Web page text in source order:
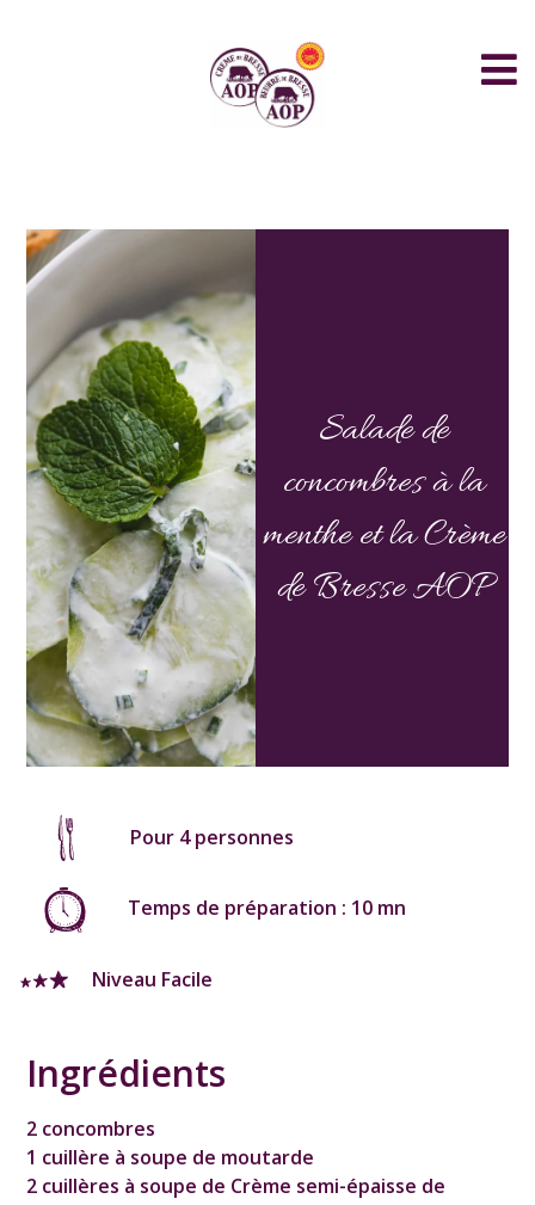
Salade de
concombres à la
menthe et la Crème
de Bresse AOP
Pour 4 personnes
Temps de préparation : 10 mn
Niveau Facile
Ingrédients
2 concombres
1 cuillère à soupe de moutarde
2 cuillères à soupe de Crème semi-épaisse de